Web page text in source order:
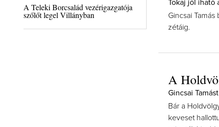
A Teleki Borcsalád vezérigazgatója
szőlőt legel Villányban
Tokaj jól iható
Gincsai
zétáig.
A
Gincsai
Bár a
keveset